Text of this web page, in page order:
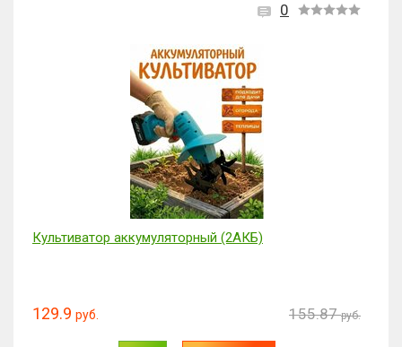
0
Культиватор аккумуляторный (2АКБ)
129.9 руб. 155.87 руб.